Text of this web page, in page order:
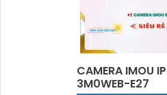
CAMERA IMOU
3M0WEB-E27